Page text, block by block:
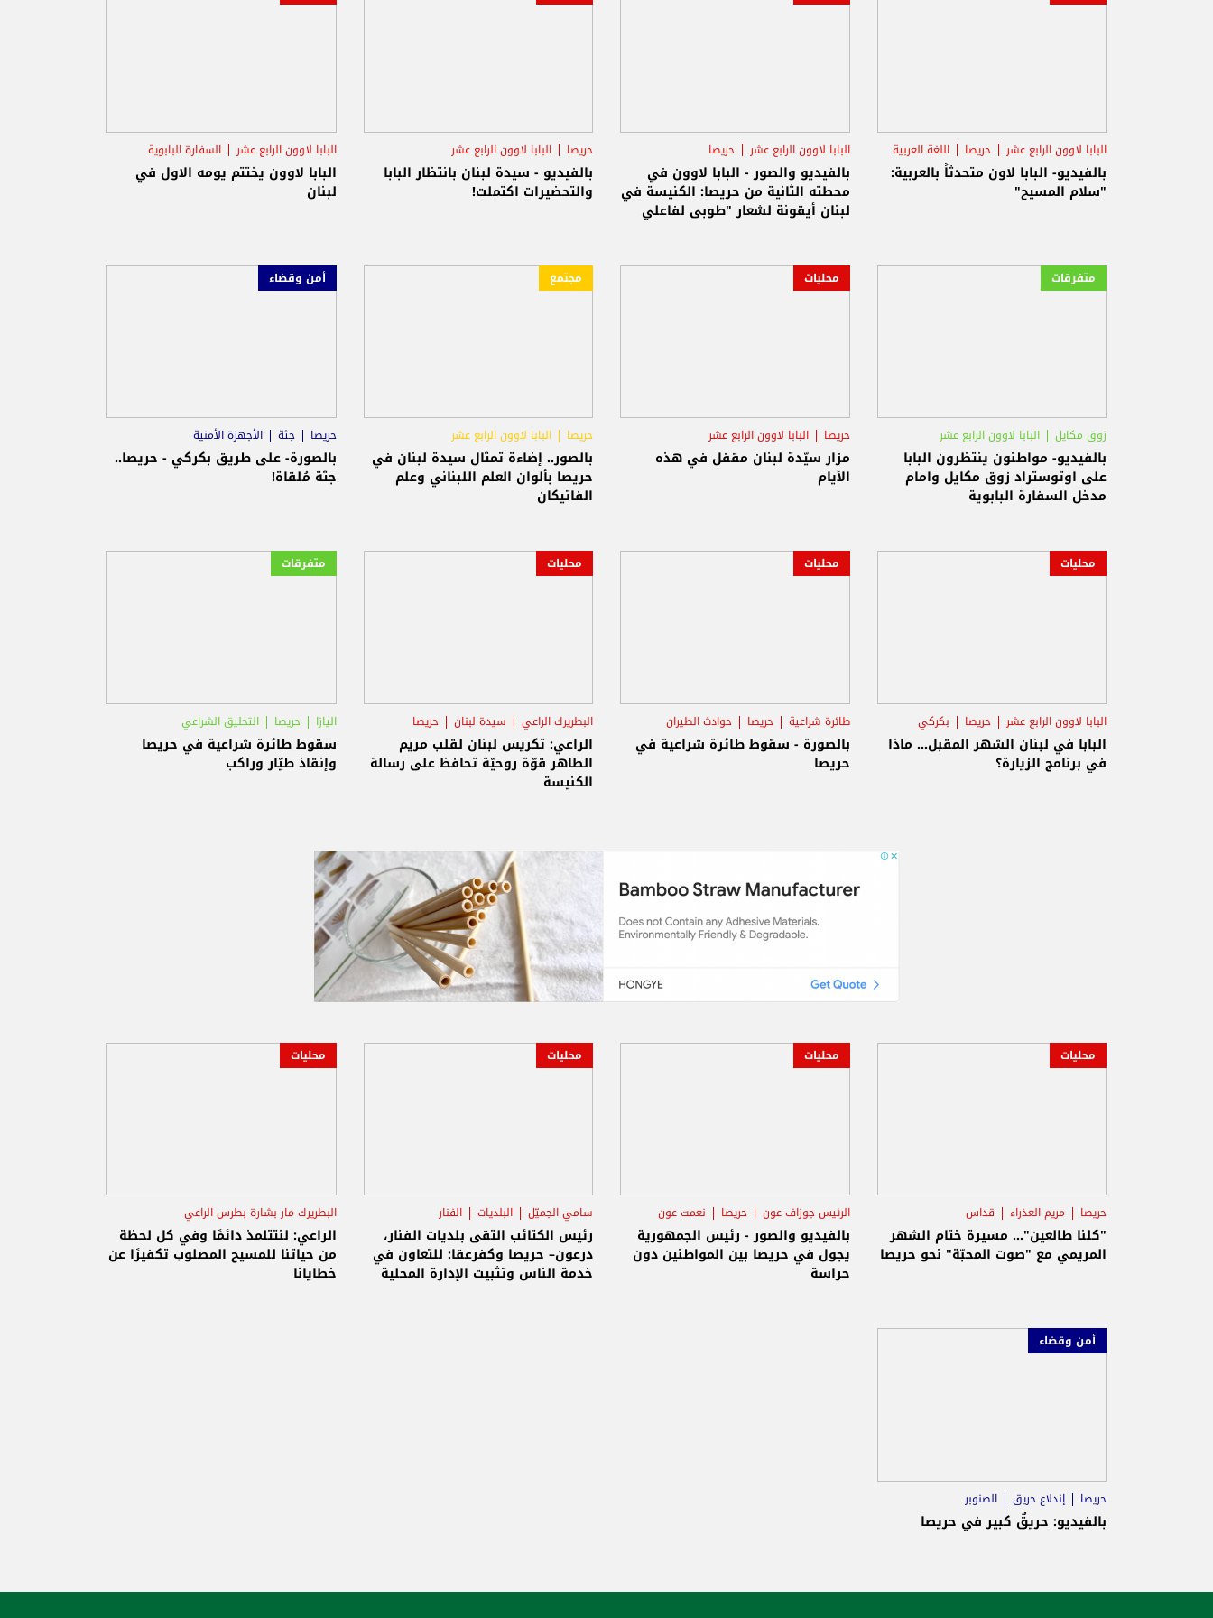
البابا لاوون الرابع عشر حريصا اللغة العربية
بالفيديو- البابا لاون متحدثاً بالعربية:
"سلام المسيح"
البابا لاوون الرابع عشر حريصا
بالفيديو والصور - البابا لاوون في
محطته الثانية من حريصا: الكنيسة في
لبنان أيقونة لشعار "طوبى لفاعلي
الأسلحة
حريصا
البابا لاوون الرابع عشر
بازيليك سيدة لبنا
بالفيديو - سيدة لبنان بانتظار البابا
والتحضيرات اكتملت!
البابا لاوون الرابع عشر
السفارة البابوية
حريصا
البابا لاوون يختتم يومه الاول في
لبنان
متفرقات
زوق مكايل
البابا لاوون الرابع عشر
السفارة البابوية
بالفيديو- مواطنون ينتظرون البابا
على اوتوستراد زوق مكايل وامام
مدخل السفارة البابوية
محليات
حريصا البابا لاوون الرابع عشر
مزار سيّدة لبنان مقفل في هذه
الأيام
مجتمع
حريصا البابا لاوون الرابع عشر
بالصور.. إضاءة تمثال سيدة لبنان في
حريصا بألوان العلم اللبناني وعلم
الفاتيكان
أمن وقضاء
حريصا جثة الأجهزة الأمنية
بالصورة- على طريق بكركي - حريصا..
جثة مُلقاة!
محليات
البابا لاوون الرابع عشر حريصا بكركي
البابا في لبنان الشهر المقبل... ماذا
في برنامج الزيارة؟
محليات
طائرة شراعية حريصا حوادث الطيران
بالصورة - سقوط طائرة شراعية في
حريصا
محليات
البطريرك الراعي سيدة لبنان حريصا
الراعي: تكريس لبنان لقلب مريم
الطاهر قوّة روحيّة تحافظ على رسالة
الكنيسة
متفرقات
اليازا حريصا التحليق الشراعي
سقوط طائرة شراعية في حريصا
وإنقاذ طيّار وراكب
محليات
حريصا مريم العذراء قداس
"كلنا طالعين"… مسيرة ختام الشهر
المريمي مع "صوت المحبّة" نحو حريصا
محليات
الرئيس جوزاف عون حريصا نعمت عون
بالفيديو والصور - رئيس الجمهورية
يجول في حريصا بين المواطنين دون
حراسة
محليات
سامي الجميّل البلديات الفنار
رئيس الكتائب التقى بلديات الفنار،
درعون– حريصا وكفرعقا: للتعاون في
خدمة الناس وتثبيت الإدارة المحلية
محليات
البطريرك مار بشارة بطرس الراعي
الجمعة العظيمة
حريصا
الراعي: لنتتلمذ دائمًا وفي كل لحظة
من حياتنا للمسيح المصلوب تكفيرًا عن
خطايانا
أمن وقضاء
حريصا إندلاع حريق الصنوبر
بالفيديو: حريقٌ كبير في حريصا